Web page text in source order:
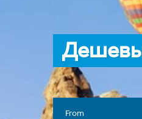
From